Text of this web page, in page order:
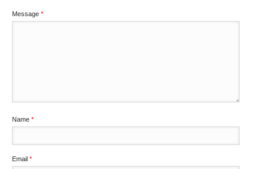
Message *
Name *
Email *